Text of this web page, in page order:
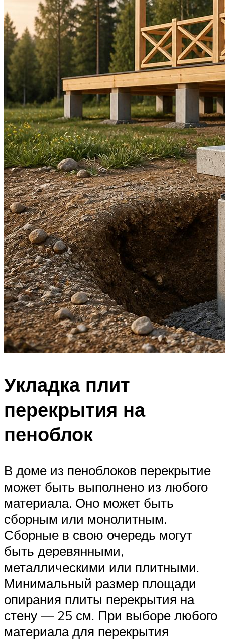
Укладка плит
перекрытия на
пеноблок
В доме из пеноблоков перекрытие
может быть выполнено из любого
материала. Оно может быть
сборным или монолитным.
Сборные в свою очередь могут
быть деревянными,
металлическими или плитными.
Минимальный размер площади
опирания плиты перекрытия на
стену — 25 см. При выборе любого
материала для перекрытия